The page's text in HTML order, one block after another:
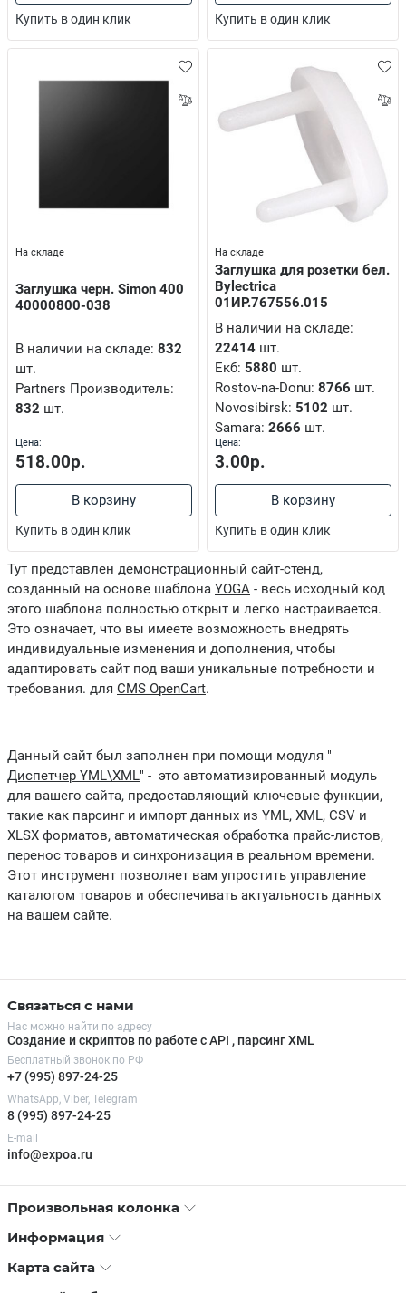
Купить в один клик Купить в один клик
На складе
Заглушка черн. Simon 400
40000800-038
В наличии на складе: 832
шт.
Partners Производитель:
832 шт.
Цена:
518.00р.
В корзину
Купить в один клик
На складе
Заглушка для розетки бел.
Bylectrica
01ИР.767556.015
В наличии на складе:
22414шт.
Екб: 5880 шт.
Rostov-na-Donu: 8766 шт.
Novosibirsk: 5102 шт.
Samara: 2666 шт.
Цена:
3.00р.
В корзину
Купить в один клик
Тут представлен демонстрационный сайт-стенд,
созданный на основе шаблона YOGA - весь исходный код
этого шаблона полностью открыт и легко настраивается.
Это означает, что вы имеете возможность внедрять
индивидуальные изменения и дополнения, чтобы
адаптировать сайт под ваши уникальные потребности и
требования. для CMS OpenCart.
Данный сайт был заполнен при помощи модуля "
Диспетчер YML\XML" - это автоматизированный модуль
для вашего сайта, предоставляющий ключевые функции,
такие как парсинг и импорт данных из YML, XML, CSV и
XLSX форматов, автоматическая обработка прайс-листов,
перенос товаров и синхронизация в реальном времени.
Этот инструмент позволяет вам упростить управление
каталогом товаров и обеспечивать актуальность данных
на вашем сайте.
Связаться с нами
Нас можно найти по адресу
Создание и скриптов по работе с API , парсинг XML
Бесплатный звонок по РФ
+7 (995) 897-24-25
WhatsApp, Viber, Telegram
8 (995) 897-24-25
E-mail
info@expoa.ru
Произвольная колонка
Информация
Карта сайта